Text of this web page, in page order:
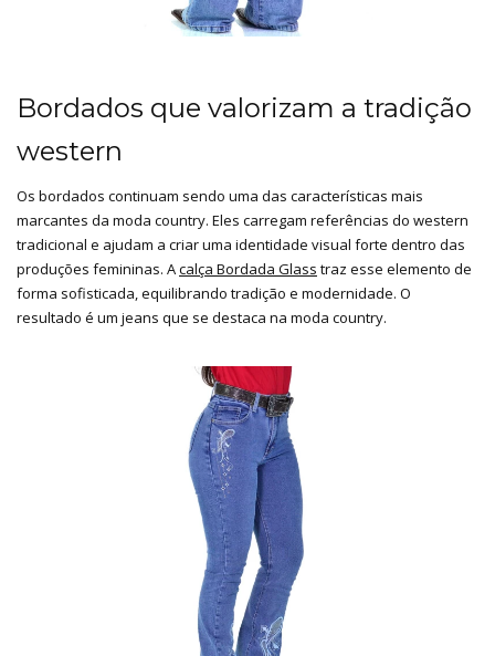
Bordados que valorizam a tradição
western
Os bordados continuam sendo uma das características mais
marcantes da moda country. Eles carregam referências do western
tradicional e ajudam a criar uma identidade visual forte dentro das
produções femininas. Acalça Bordada Glass traz esse elemento de
forma sofisticada, equilibrando tradição e modernidade. O
resultado é um jeans que se destaca na moda country.